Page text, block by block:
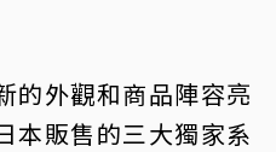
的外觀和商品陣容亮
本販售的三大獨家系